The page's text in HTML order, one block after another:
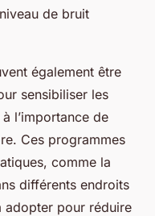
de bruit
également être
sensibiliser les
l’importance de
Ces programmes
comme la
différents endroits
adopter pour réduire